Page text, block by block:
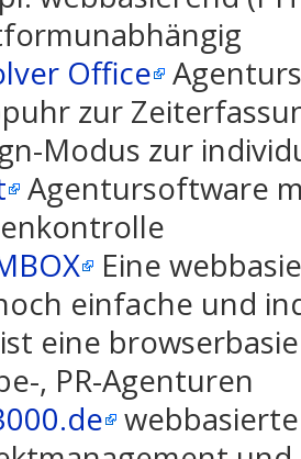
Office
zur
Modus zur
Agentursoftware
Eine
einfache und
ist eine
, PR-Agenturen